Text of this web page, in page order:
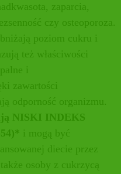
zaparcia,
czy osteoporoza.
poziom cukru i
też właściwości
i
zawartości
odporność organizmu.
NISKI INDEKS
i mogą być
diecie przez
osoby z cukrzycą